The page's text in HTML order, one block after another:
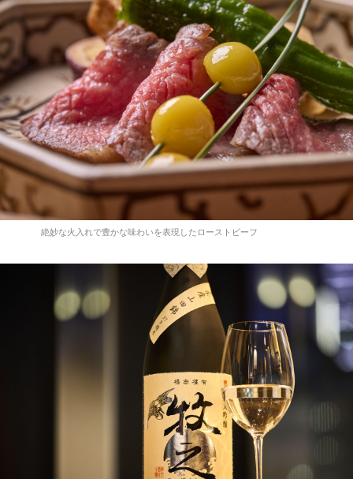
絶妙な火入れで豊かな味わいを表現したローストビーフ